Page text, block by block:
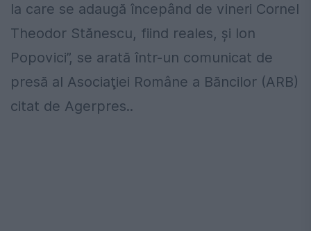
la care se adaugă începând de vineri Cornel
Theodor Stănescu, fiind reales, şi Ion
Popovici”, se arată într-un comunicat de
presă al Asociaţiei Române a Băncilor (ARB)
citat de Agerpres..